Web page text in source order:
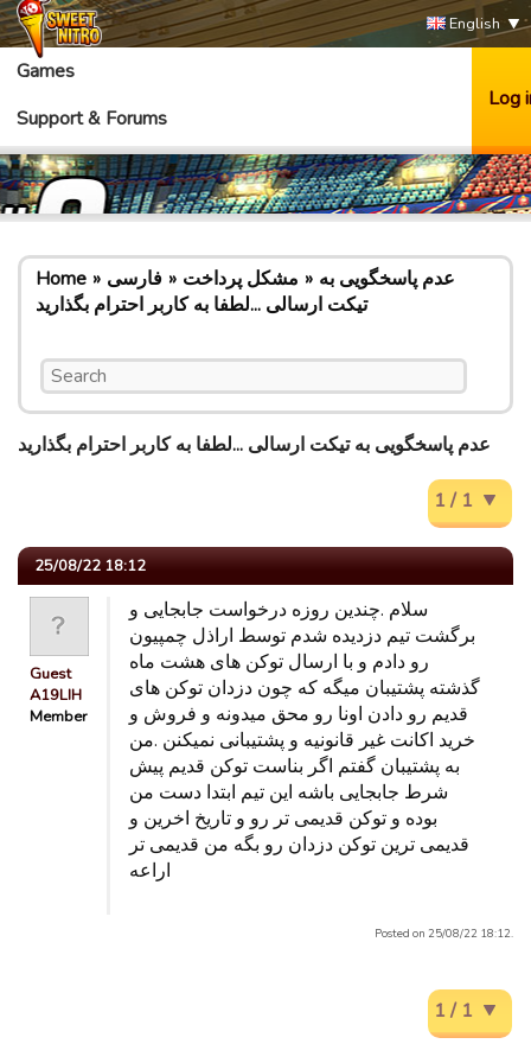
English
Games
Support & Forums
Log
Home فارسی مشکل پرداخت
عدم پاسخگویی به
تیکت ارسالی ...لطفا به کاربر احترام بگذارید
عدم پاسخگویی به تیکت ارسالی ...لطفا به کاربر احترام بگذارید
1 / 1
25/08/22 18:12
Guest
A19LIH
Member
سلام .چندین روزه درخواست جابجایی و
برگشت تیم دزدیده شدم توسط اراذل چمپیون
رو دادم و با ارسال توکن های هشت ماه
گذشته پشتیبان میگه که چون دزدان توکن های
قدیم رو دادن اونا رو محق میدونه و فروش و
خرید اکانت غیر قانونیه و پشتیبانی نمیکنن .من
به پشتیبان گفتم اگر بناست توکن قدیم پیش
شرط جابجایی باشه این تیم ابتدا دست من
بوده و توکن قدیمی تر رو و تاریخ اخرین و
قدیمی ترین توکن دزدان رو بگه من قدیمی تر
اراعه
Posted on 25/08/22 18:12.
1 / 1